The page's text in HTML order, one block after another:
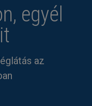
egyél
az